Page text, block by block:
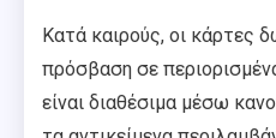
Κατά καιρούς, οι κάρτες
πρόσβαση σε
είναι διαθέσιμα μέσω